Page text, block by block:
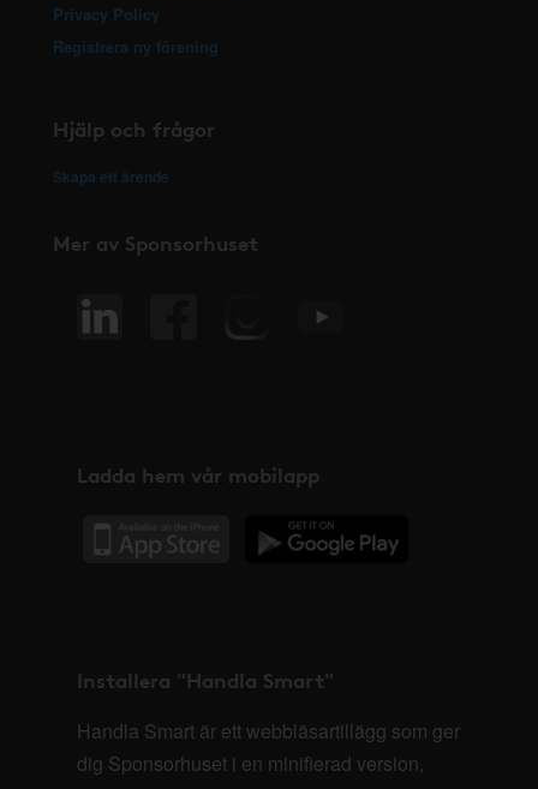
Privacy Policy
Registrera ny förening
Hjälp och frågor
Skapa ett ärende
Mer av Sponsorhuset
Ladda hem vår mobilapp
Installera "Handla Smart"
Handla Smart är ett webbläsartillägg som ger
dig Sponsorhuset i en minifierad version,